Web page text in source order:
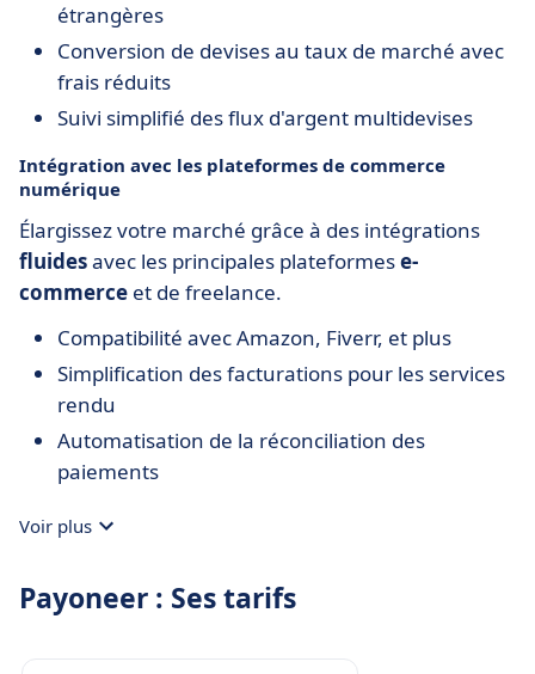
étrangères
Conversion de devises au taux de marché avec
frais réduits
Suivi simplifié des flux d'argent multidevises
Intégration avec les plateformes de commerce
numérique
Élargissez votre marché grâce à des intégrations
fluidesavec les principales plateformese-
commerce et de freelance.
Compatibilité avec Amazon, Fiverr, et plus
Simplification des facturations pour les services
rendu
Automatisation de la réconciliation des
paiements
Voir plus
Payoneer : Ses tarifs